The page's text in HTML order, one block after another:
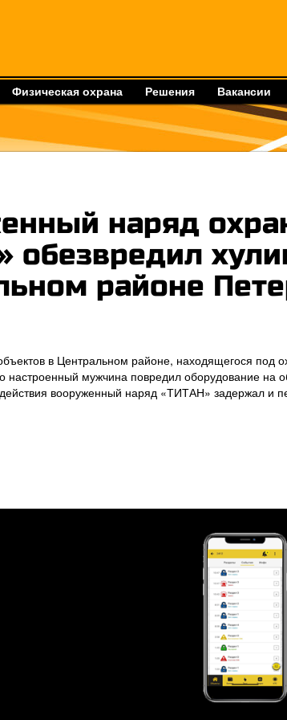
Физическая охрана Решения Вакансии
наряд
обезвредил
районе
в Центральном районе, находящегося под
настроенный мужчина повредил оборудование на
вооруженный наряд «ТИТАН» задержал и